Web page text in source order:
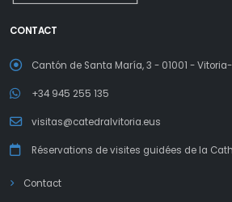
CONTACT
Cantón de Santa María, 3 - 01001 -
+34 945 255 135
visitas@catedralvitoria.eus
Réservations de visites guidées de la
Contact